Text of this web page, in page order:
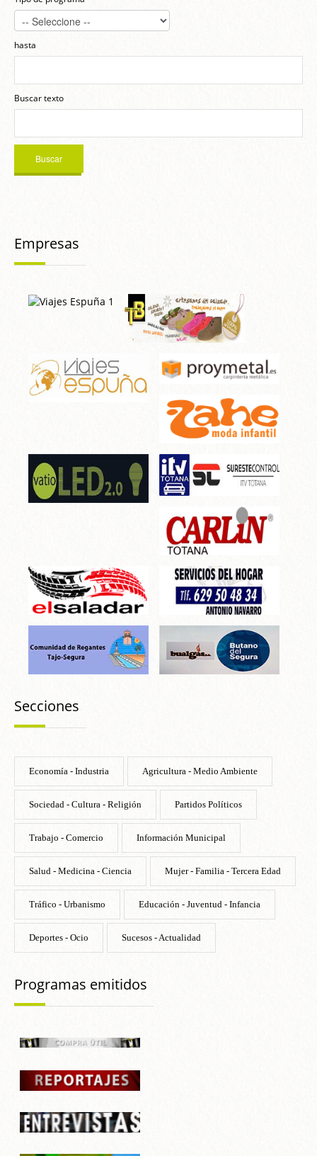
hasta
Buscar texto
Empresas
Secciones
Economía - Industria Agricultura - Medio Ambiente
Sociedad - Cultura - Religión Partidos Políticos
Trabajo - Comercio Información Municipal
Salud - Medicina - Ciencia Mujer - Familia - Tercera Edad
Tráfico - Urbanismo Educación - Juventud - Infancia
Deportes - Ocio Sucesos - Actualidad
Programas emitidos